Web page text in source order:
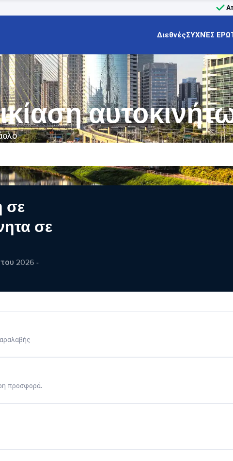
ΔιεθνέςΣΥΧΝΈΣ
σε
σε
2026 -
προσφορά.